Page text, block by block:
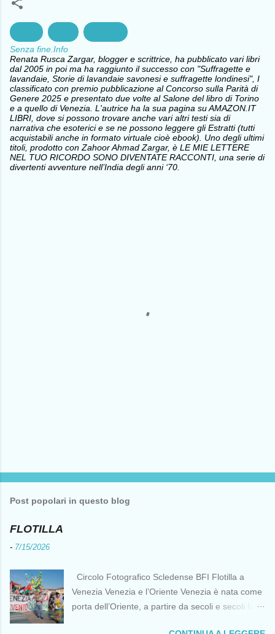
Senza fine.Info
Renata Rusca Zargar, blogger e scrittrice, ha pubblicato vari libri
dal 2005 in poi ma ha raggiunto il successo con "Suffragette e
lavandaie, Storie di lavandaie savonesi e suffragette londinesi", I
classificato con premio pubblicazione al Concorso sulla Parità di
Genere 2025 e presentato due volte al Salone del libro di Torino
e a quello di Venezia. L'autrice ha la sua pagina su AMAZON.IT
LIBRI, dove si possono trovare anche vari altri testi sia di
narrativa che esoterici e se ne possono leggere gli Estratti (tutti
acquistabili anche in formato virtuale cioè ebook). Uno degli ultimi
titoli, prodotto con Zahoor Ahmad Zargar, è LE MIE LETTERE
NEL TUO RICORDO SONO DIVENTATE RACCONTI, una serie di
divertenti avventure nell’India degli anni ‘70.
Post popolari in questo blog
FLOTILLA
- 7/15/2026
Circolo Fotografico Scledense BFI Flotilla a
Venezia Venezia e l’Oriente Venezia è nata come
porta dell’Oriente, a partire da secoli e secoli fa ai